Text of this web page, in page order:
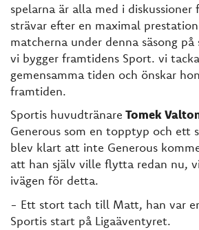
spelarna är alla med i
strävar efter en maximal
matcherna under denna säsong på
vi bygger framtidens Sport. vi
gemensamma tiden och önskar
framtiden.
Sportis huvudtränare Tomek
Generous som en topptyp och ett
blev klart att inte Generous
att han själv ville flytta redan nu,
ivägen för detta.
- Ett stort tach till Matt, han var
Sportis start på Ligaäventyret.